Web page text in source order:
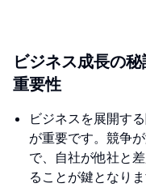
ビジネス成長の
重要性
ビジネスを展開す
が重要です。競争
で、自社が他社と
ることが鍵となりま